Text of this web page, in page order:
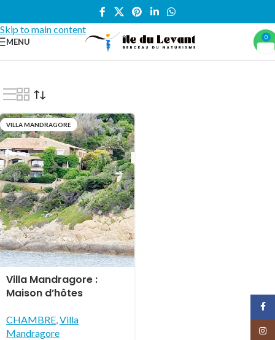
Skip to main content
MENU 0
Accueil Locations vacances CHAMBRE/Villa Mandragore
VILLA MANDRAGORE
Villa Mandragore :
Maison d’hôtes
et accès mer direct
CHAMBRE,Villa
Mandragore